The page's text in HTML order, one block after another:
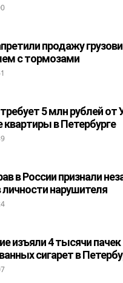
продажу
с тормозами
5 млн рублей от
квартиры в Петербурге
в России признали
личности нарушителя
изъяли 4 тысячи пачек
сигарет в